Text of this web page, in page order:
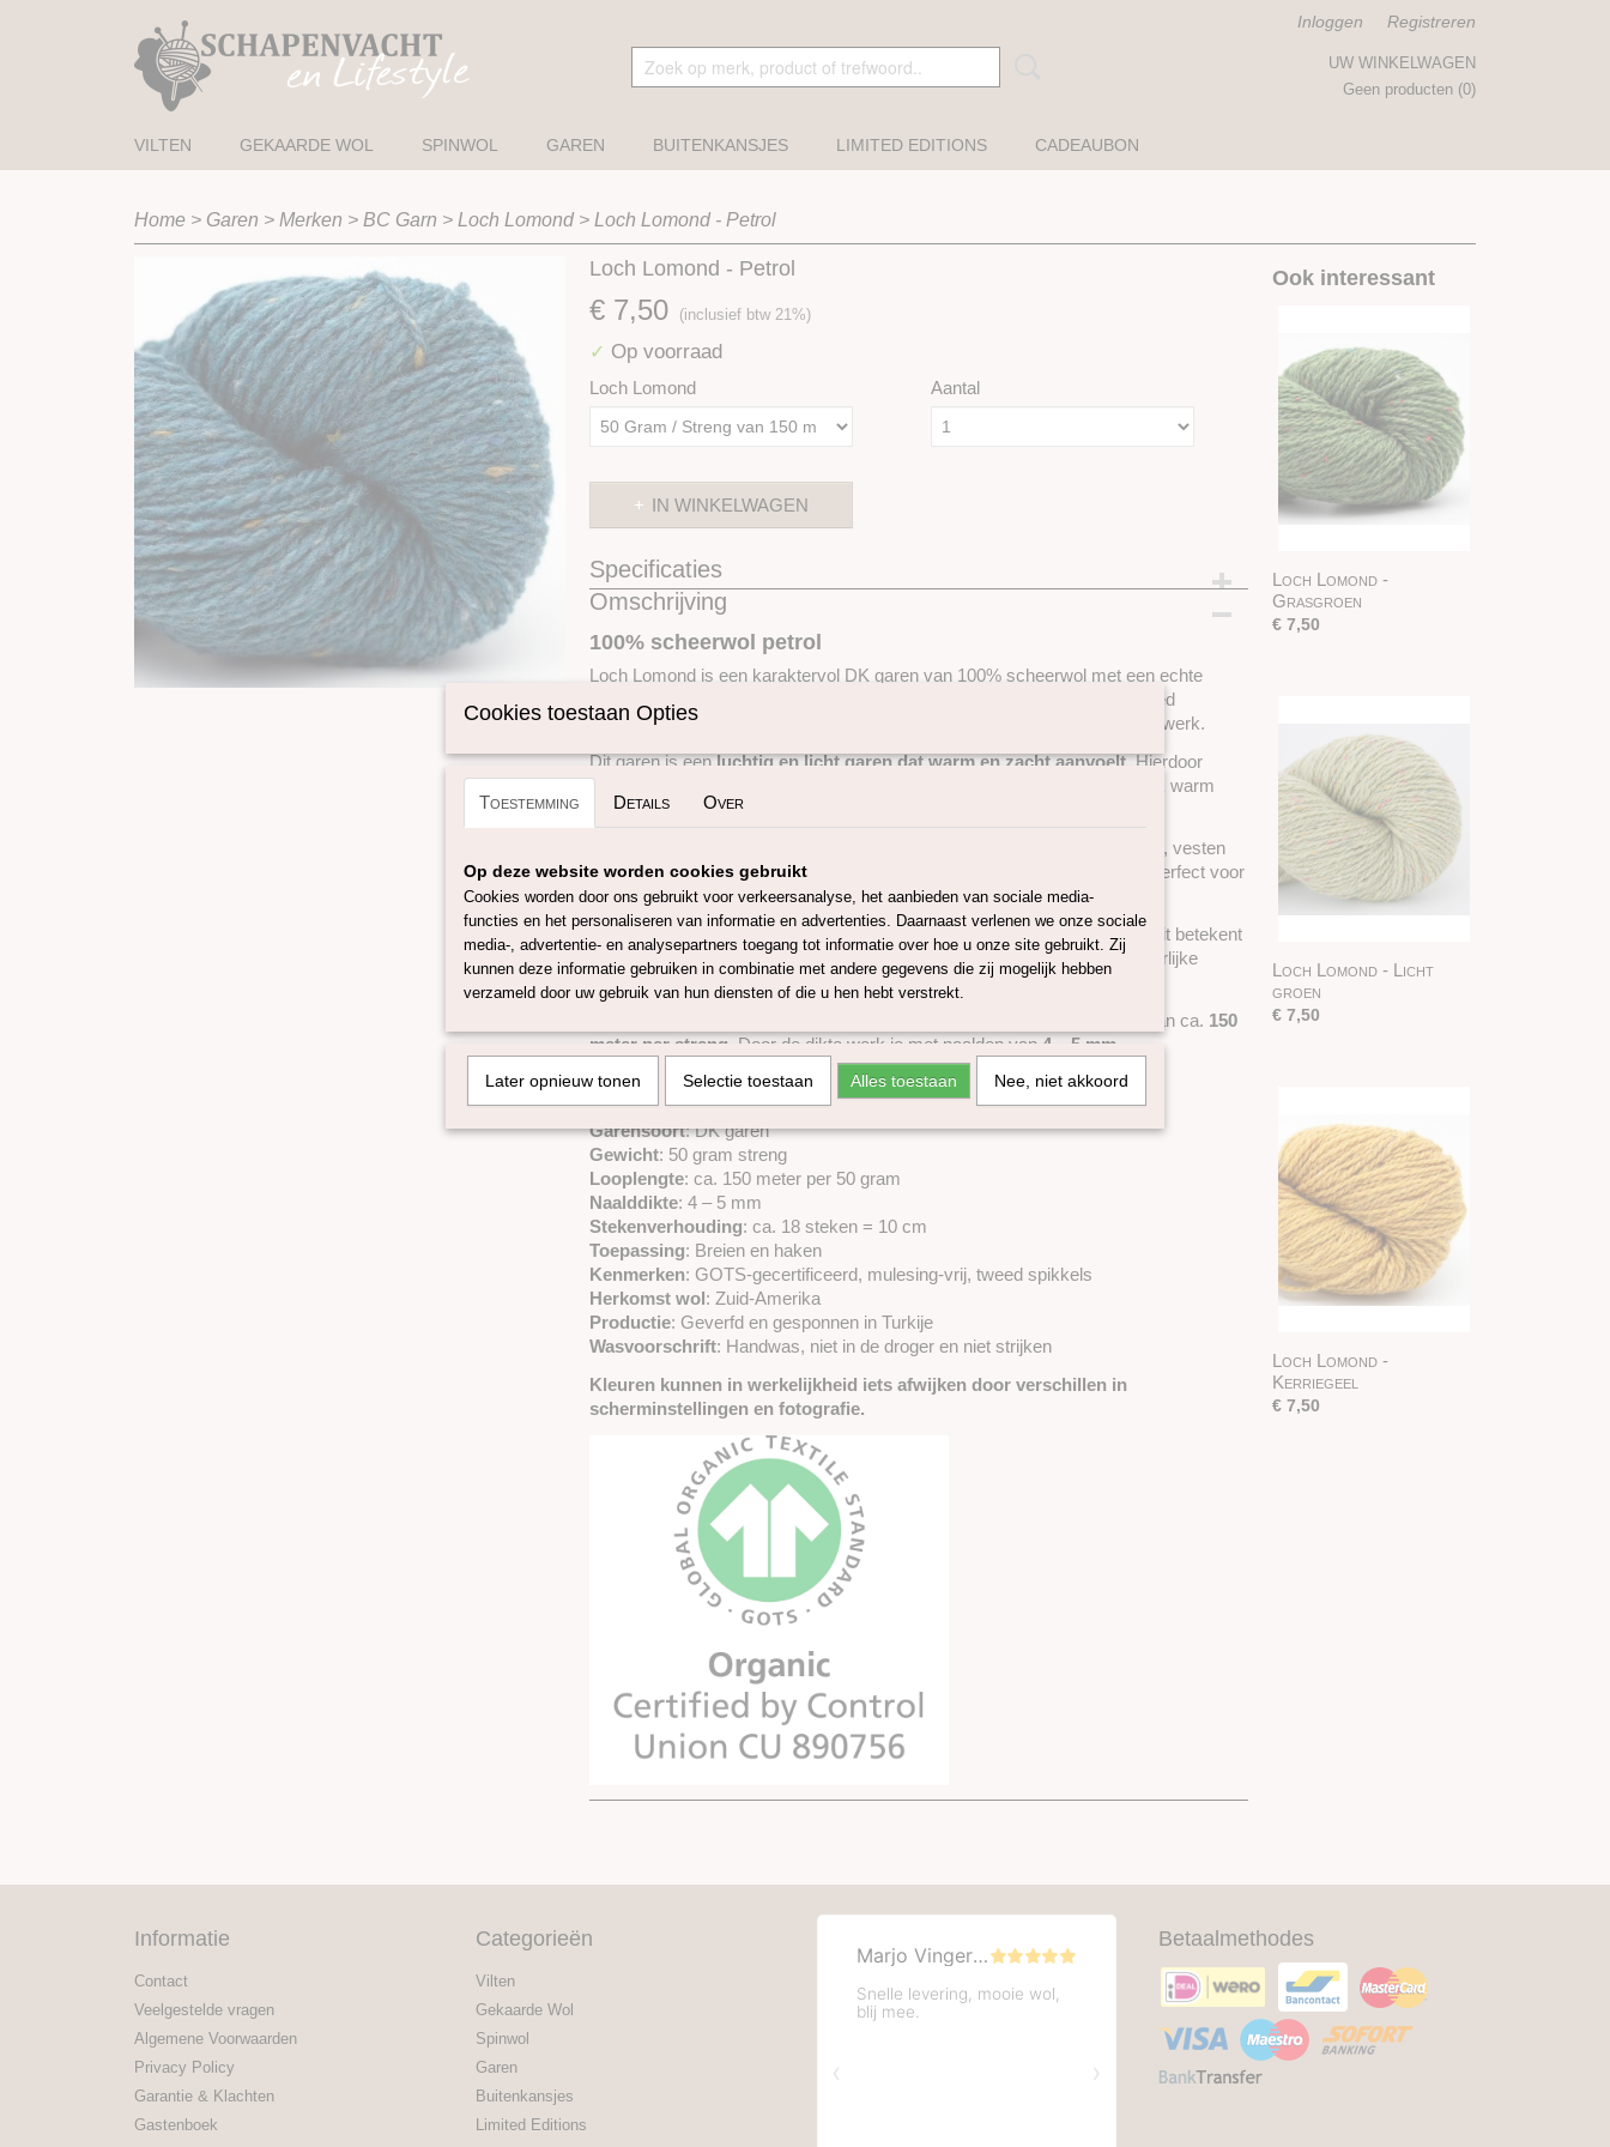
Inloggen Registreren
UW WINKELWAGEN
Geen producten (0)
VILTEN GEKAARDE WOL SPINWOL GAREN BUITENKANSJES LIMITED EDITIONS CADEAUBON
Home > Garen > Merken > BC Garn > Loch Lomond > Loch Lomond - Petrol
Loch Lomond - Petrol
€ 7,50 (inclusief btw 21%)
✓ Op voorraad
Loch Lomond Aantal
IN WINKELWAGEN
Specificaties
Productcode
Omschrijving
100% scheerwol petrol
Loch Lomond is een karaktervol DK garen van 100% scheerwol met een echte
tweed uitstraling. Dit garen heeft een rustieke look met kenmerkende tweed
spikkels, wat zorgt voor een levendig en natuurlijk effect in je haak- of breiwerk.
Dit garen is eenluchtig en licht garen dat warm en zacht aanvoelt. Hierdoor
voelen gebreide kledingstukken comfortabel aan en blijven ze toch heerlijk warm
zonder zwaar te worden.
en zeer geschikt voor truien, vesten
en warme omslagdoeken. Dankzij de structuur en uitstraling is dit garen perfect voor
tijdloze en duurzame projecten.
Dit garen is
GOTS-gecertificeerd (Global Organic Textile Standard)
. Dit betekent
dat het volledige productieproces voldoet aan strenge milieunormen en eerlijke
arbeidsomstandigheden.
met een looplengte van ca. 150
meter per streng . Door de dikte werk je met naalden van 4 – 5 mm
Specificaties
Samenstelling: 100% scheerwol
Garensoort: DK garen
Gewicht: 50 gram streng
Looplengte: ca. 150 meter per 50 gram
Naalddikte: 4 – 5 mm
Stekenverhouding: ca. 18 steken = 10 cm
Toepassing: Breien en haken
Kenmerken: GOTS-gecertificeerd, mulesing-vrij, tweed spikkels
Herkomst wol: Zuid-Amerika
Productie: Geverfd en gesponnen in Turkije
Wasvoorschrift: Handwas, niet in de droger en niet strijken
Kleuren kunnen in werkelijkheid iets afwijken door verschillen in
scherminstellingen en fotografie.
Ook interessant
Loch Lomond -
Grasgroen
€ 7,50
Loch Lomond - Licht
groen
€ 7,50
Loch Lomond -
Kerriegeel
€ 7,50
Informatie
Contact
Veelgestelde vragen
Algemene Voorwaarden
Privacy Policy
Garantie & Klachten
Gastenboek
Categorieën
Vilten
Gekaarde Wol
Spinwol
Garen
Buitenkansjes
Limited Editions
Betaalmethodes
Cookies toestaan Opties
Toestemming Details Over
Op deze website worden cookies gebruikt
Cookies worden door ons gebruikt voor verkeersanalyse, het aanbieden van sociale media-
functies en het personaliseren van informatie en advertenties. Daarnaast verlenen we onze sociale
media-, advertentie- en analysepartners toegang tot informatie over hoe u onze site gebruikt. Zij
kunnen deze informatie gebruiken in combinatie met andere gegevens die zij mogelijk hebben
verzameld door uw gebruik van hun diensten of die u hen hebt verstrekt.
Later opnieuw tonen Selectie toestaan Alles toestaan Nee, niet akkoord